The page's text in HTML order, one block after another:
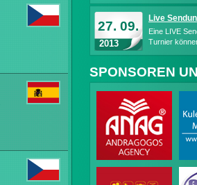
27. 09.
2013
Live
Eine LIVE
Turnier
SPONSOREN